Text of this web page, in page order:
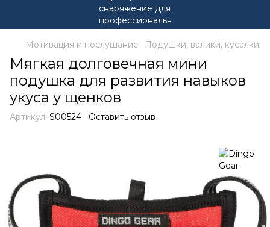
Мотивация и послушание Подушки, валики, кусалки
Мягкая долговечная мини
подушка для развития навыков
укуса у щенков
Артикул: S00524 Оставить отзыв